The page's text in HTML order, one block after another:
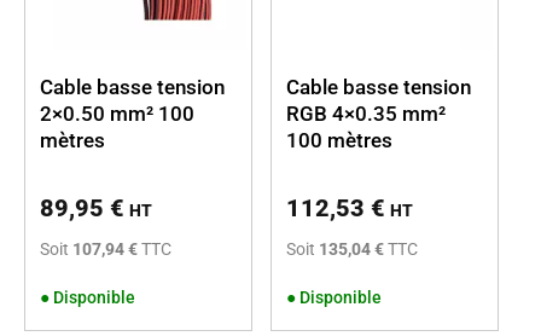
600×600 mm ou les appliques, fonctionnent plutôt en
Cable basse tension
2×0.50 mm² 100
mètres
89,95 € HT
Soit 107,94 €TTC
● Disponible
Cable basse tension
RGB 4×0.35 mm²
100 mètres
112,53 € HT
Soit 135,04 €TTC
● Disponible